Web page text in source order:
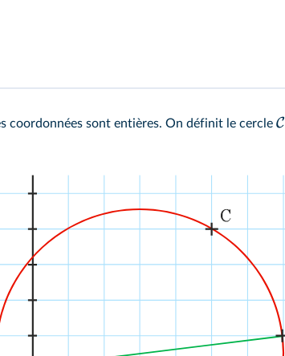
coordonnées sont entières. On définit le cercleC